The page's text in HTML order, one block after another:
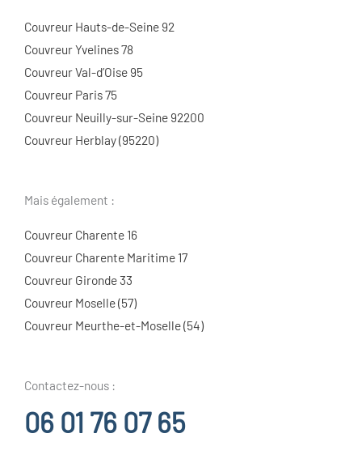
Couvreur Hauts-de-Seine 92
Couvreur Yvelines 78
Couvreur Val-d’Oise 95
Couvreur Paris 75
Couvreur Neuilly-sur-Seine 92200
Couvreur Herblay (95220)
Mais également :
Couvreur Charente 16
Couvreur Charente Maritime 17
Couvreur Gironde 33
Couvreur Moselle (57)
Couvreur Meurthe-et-Moselle (54)
Contactez-nous :
06 01 76 07 65